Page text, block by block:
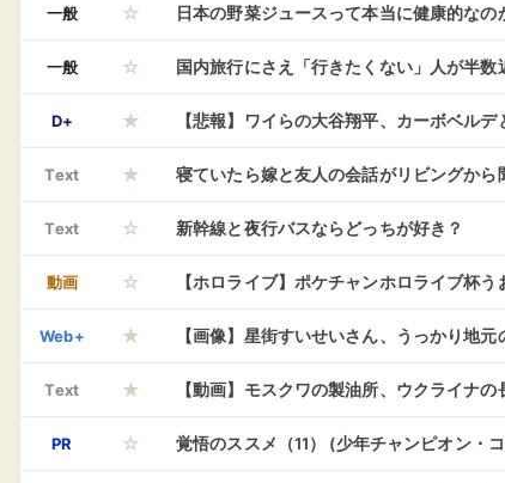
と実姉がバカ丁寧な挨拶をしつつ「よその
知らせるのが常識、妹が忘れてたのね」と
一撃ｗ
一般 ☆ 日本の野菜ジュースって本当に健康的な
ね」（海外の反応）
一般 ☆ 国内旅行にさえ「行きたくない」人が半
しなくなったのか
D+ ★ 【悲報】ワイらの大谷翔平、カーボベル
ーパーにインスタフォロワー数で負けてし
Text ★ 寝ていたら嫁と友人の会話がリビングか
だ新婚だけど結婚したこと後悔してる」嫁
Text ☆ 新幹線と夜行バスならどっちが好き？
動画 ☆ 【ホロライブ】ポケチャンホロライブ杯う
Web+ ★ 【画像】星街すいせいさん、うっかり地
ｗｗｗｗｗｗｗｗｗ
Text ★ 【動画】モスクワの製油所、ウクライナ
吹き飛ぶ
PR ☆ 覚悟のススメ（11） (少年チャンピオン・